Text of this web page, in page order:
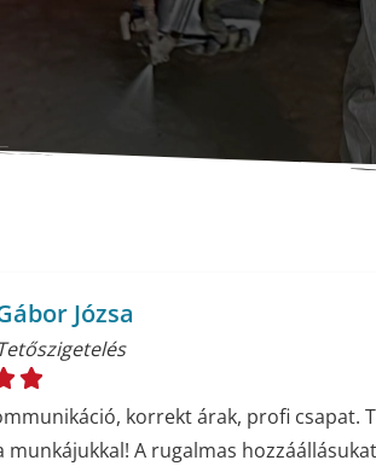
Józsa
korrekt árak, profi csapat.
munkájukkal! A rugalmas